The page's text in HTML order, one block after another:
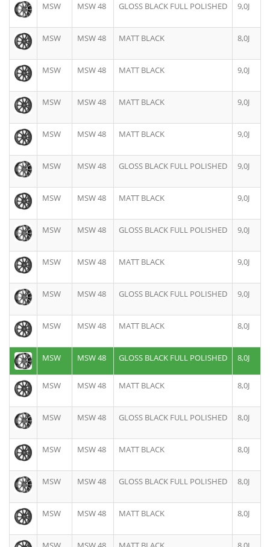
MSW MSW 48 GLOSS BLACK FULL POLISHED 9,0J
MSW MSW 48 MATT BLACK 8,0J
MSW MSW 48 MATT BLACK 9,0J
MSW MSW 48 MATT BLACK 9,0J
MSW MSW 48 MATT BLACK 9,0J
MSW MSW 48 GLOSS BLACK FULL POLISHED 9,0J
MSW MSW 48 MATT BLACK 9,0J
MSW MSW 48 GLOSS BLACK FULL POLISHED 9,0J
MSW MSW 48 MATT BLACK 9,0J
MSW MSW 48 GLOSS BLACK FULL POLISHED 9,0J
MSW MSW 48 MATT BLACK 8,0J
MSW MSW 48 GLOSS BLACK FULL POLISHED 8,0J
MSW MSW 48 MATT BLACK 8,0J
MSW MSW 48 GLOSS BLACK FULL POLISHED 8,0J
MSW MSW 48 MATT BLACK 8,0J
MSW MSW 48 GLOSS BLACK FULL POLISHED 8,0J
MSW MSW 48 MATT BLACK 8,0J